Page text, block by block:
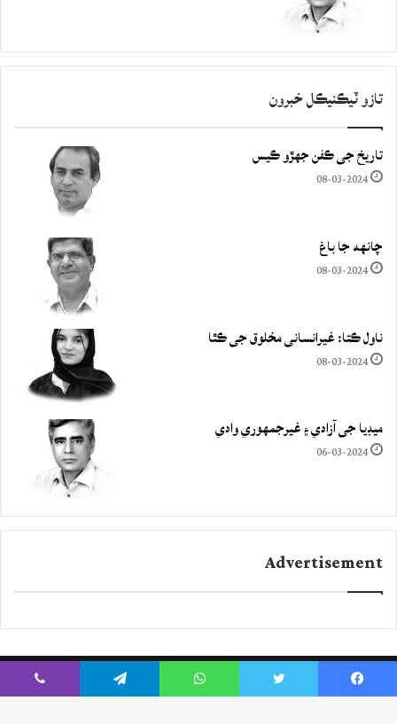
تازو ٽيڪنيڪل خبرون
تاريخ جي ڪفن جھڙو ڪيس
08-03-2024
چانهه جا باغ
08-03-2024
ناول ڪتا: غيرانساني مخلوق جي ڪٿا
08-03-2024
ميڊيا جي آزادي ۽ غيرجمھوري وادي
06-03-2024
Advertisement
Facebook
Twitter
YouTube
Instagram Facebook
Twitter
WhatsApp
Telegram
Viber